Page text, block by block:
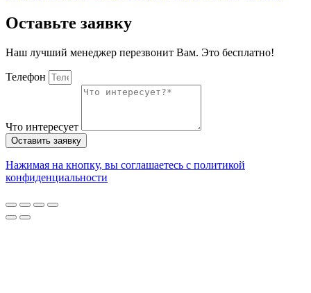
Оставьте заявку
Наш лучший менеджер перезвонит Вам. Это бесплатно!
Телефон
Что интересует
Оставить заявку
Нажимая на кнопку, вы соглашаетесь с политикой
конфиденциальности